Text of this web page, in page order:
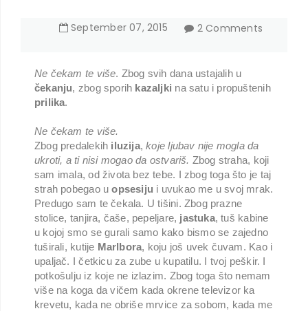
September 07,2015 2 Comments
Ne čekam te više. Zbog svih dana ustajalih u
čekanju, zbog sporih kazaljki na satu i propuštenih
prilika.
Ne čekam te više.
Zbog predalekih iluzija,koje ljubav nije mogla da
ukroti, a ti nisi mogao da ostvariš. Zbog straha, koji
sam imala, od života bez tebe. I zbog toga što je taj
strah pobegao uopsesiju i uvukao me u svoj mrak.
Predugo sam te čekala. U tišini. Zbog prazne
stolice, tanjira, čaše, pepeljare, jastuka, tuš kabine
u kojoj smo se gurali samo kako bismo se zajedno
tuširali, kutije Marlbora, koju još uvek čuvam. Kao i
upaljač. I četkicu za zube u kupatilu. I tvoj peškir. I
potkošulju iz koje ne izlazim. Zbog toga što nemam
više na koga da vičem kada okrene televizor ka
krevetu, kada ne obriše mrvice za sobom, kada me